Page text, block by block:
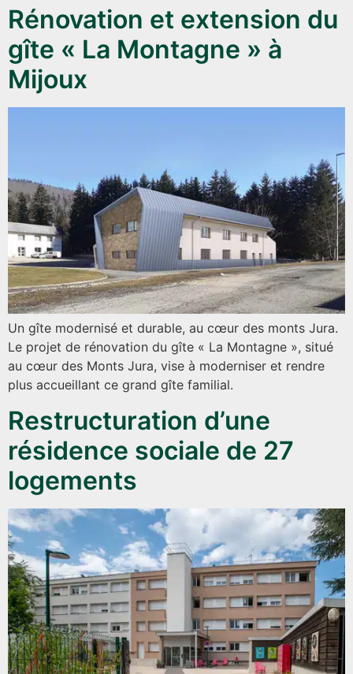
Rénovation et extension du
gîte « La Montagne » à
Mijoux
Un gîte modernisé et durable, au cœur des monts Jura.
Le projet de rénovation du gîte « La Montagne », situé
au cœur des Monts Jura, vise à moderniser et rendre
plus accueillant ce grand gîte familial.
Restructuration d’une
résidence sociale de 27
logements